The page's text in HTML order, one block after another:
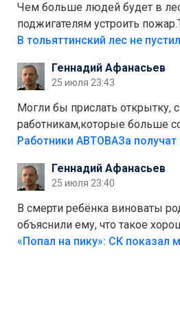
Чем больше людей будет в
поджигателям устроить
костры,тех надо безбожно
Штрафы мизерные.
Геннадий Афанасьев
25 июля 23:43
Могли бы прислать открытку,
работникам,которые больше
на предприятии.
Работники АВТОВАЗа получат
Геннадий Афанасьев
25 июля 23:40
В смерти ребёнка виноваты
объяснили ему, что такое
Лезть через такой забор,верх